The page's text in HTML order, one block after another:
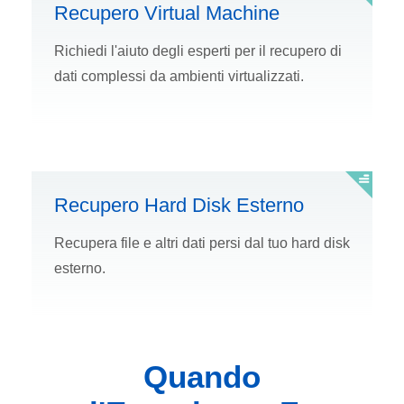
Recupero Virtual Machine
Richiedi l'aiuto degli esperti per il recupero di
dati complessi da ambienti virtualizzati.
Recupero Hard Disk Esterno
Recupera file e altri dati persi dal tuo hard disk
esterno.
Quando